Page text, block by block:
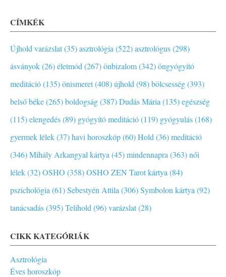
CÍMKÉK
Újhold varázslat (35)asztrológia (522)asztrológus (298)
ásványok (26)életmód (267)önbizalom (342)öngyógyító
meditáció (135)önismeret (408)újhold (98)bölcsesség (393)
belső béke (265)boldogság (387)Dudás Mária (135)egészség
(115)elengedés (89) gyógyító meditáció (119) gyógyulás (168)
gyermek lélek (37)havi horoszkóp (60)Hold (36)meditáció
(346)Mihály Arkangyal kártya (45)mindennapra (363)női
lélek (32)OSHO (358)OSHO ZEN Tarot kártya (84)
pszichológia (61)Sebestyén Attila (306)Symbolon kártya (92)
tanácsadás (395)Telihold (96)varázslat (28)
CIKK KATEGÓRIÁK
Asztrológia
Éves horoszkóp